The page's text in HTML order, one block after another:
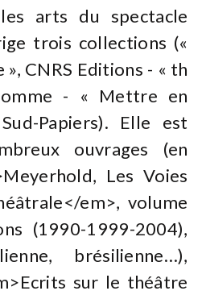
arts du spectacle
trois collections («
CNRS Editions - « th
- « Mettre en
Papiers). Elle est
ouvrages (en
Les Voies
em>, volume
(1990-1999-2004),
brésilienne…),
sur le théâtre